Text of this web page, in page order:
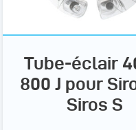
Tube-éclair
800 J pour
Siros S